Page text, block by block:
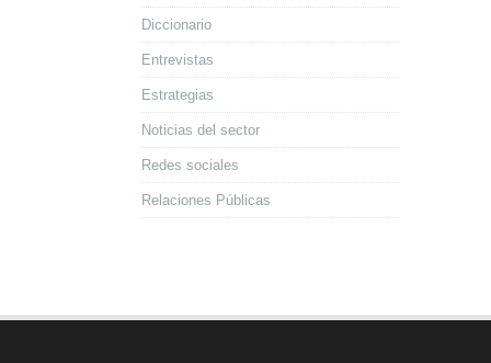
Diccionario
Entrevistas
Estrategias
Noticias del sector
Redes sociales
Relaciones Públicas